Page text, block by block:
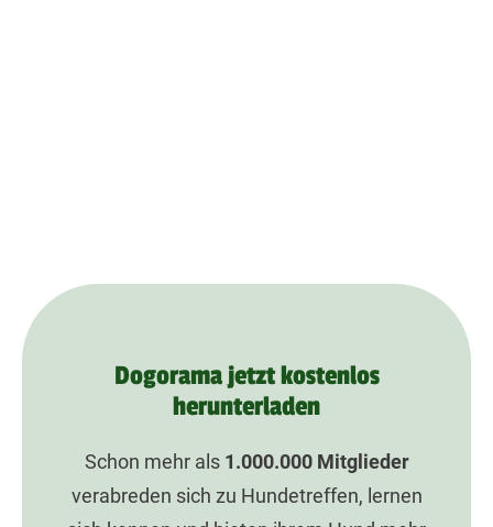
Dogorama jetzt kostenlos
herunterladen
Schon mehr als 1.000.000Mitglieder
verabreden sich zu Hundetreffen, lernen